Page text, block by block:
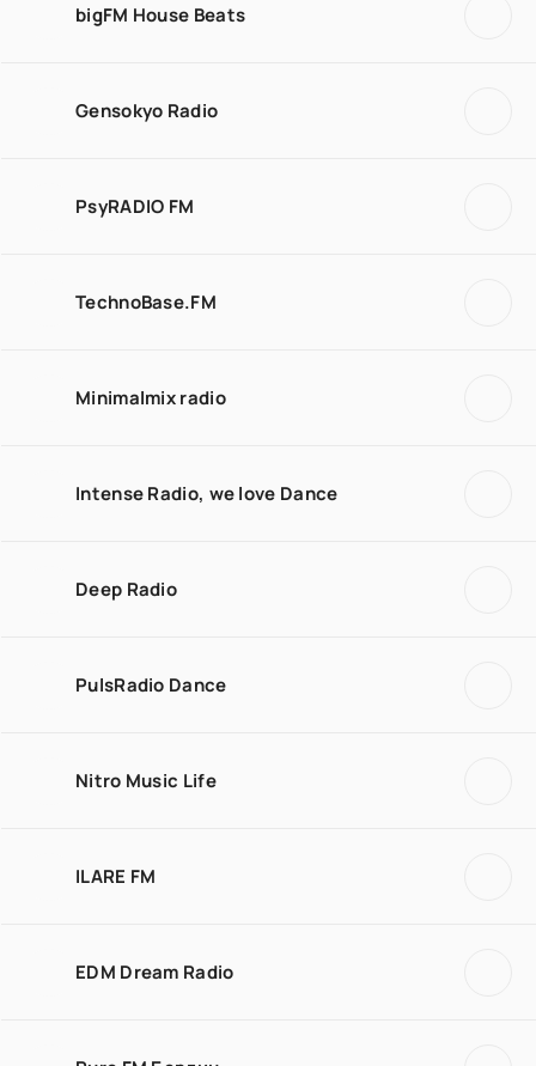
bigFM House Beats
Gensokyo Radio
PsyRADIO FM
TechnoBase.FM
Minimalmix radio
Intense Radio, we love Dance
Deep Radio
PulsRadio Dance
Nitro Music Life
ILARE FM
EDM Dream Radio